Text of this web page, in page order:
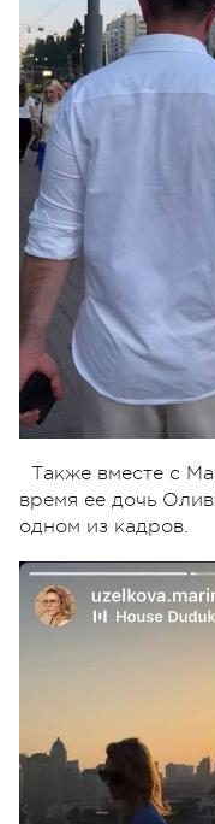
Также вместе с
время ее дочь
одном из кадров.